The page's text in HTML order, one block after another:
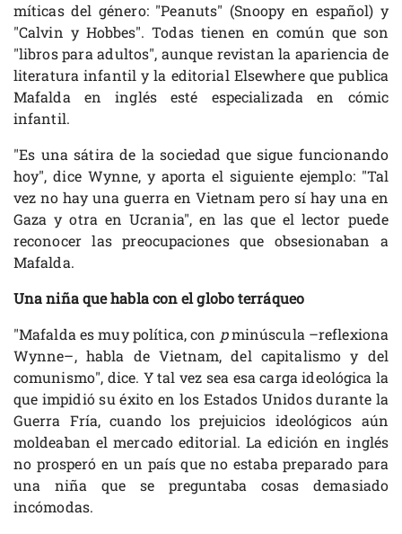
míticas del género: "Peanuts" (Snoopy en español) y
"Calvin y Hobbes". Todas tienen en común que son
"libros para adultos", aunque revistan la apariencia de
literatura infantil y la editorial Elsewhere que publica
Mafalda en inglés esté especializada en cómic
infantil.
"Es una sátira de la sociedad que sigue funcionando
hoy", dice Wynne, y aporta el siguiente ejemplo: "Tal
vez no hay una guerra en Vietnam pero sí hay una en
Gaza y otra en Ucrania", en las que el lector puede
reconocer las preocupaciones que obsesionaban a
Mafalda.
Una niña que habla con el globo terráqueo
"Mafalda es muy política, con pminúscula –reflexiona
Wynne–, habla de Vietnam, del capitalismo y del
comunismo", dice. Y tal vez sea esa carga ideológica la
que impidió su éxito en los Estados Unidos durante la
Guerra Fría, cuando los prejuicios ideológicos aún
moldeaban el mercado editorial. La edición en inglés
no prosperó en un país que no estaba preparado para
una niña que se preguntaba cosas demasiado
incómodas.